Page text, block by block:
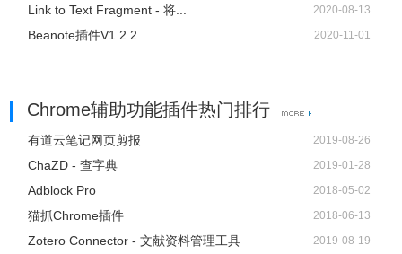
Link to Text Fragment - 将... 2020-08-13
Beanote插件V1.2.2 2020-11-01
Chrome辅助功能插件热门排行
有道云笔记网页剪报 2019-08-26
ChaZD - 查字典 2019-01-28
Adblock Pro 2018-05-02
猫抓Chrome插件 2018-06-13
Zotero Connector - 文献资料管理工具 2019-08-19